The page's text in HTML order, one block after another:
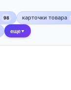
98 карточки товара
еще ▼